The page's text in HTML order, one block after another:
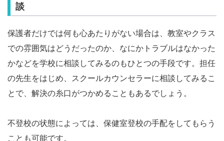
談
保護者だけでは何も心あたりがない場合は、教室やクラス
での雰囲気はどうだったのか、なにかトラブルはなかった
かなどを学校に相談してみるのもひとつの手段です。担任
の先生をはじめ、スクールカウンセラーに相談してみるこ
とで、解決の糸口がつかめることもあるでしょう。
不登校の状態によっては、保健室登校の手配をしてもらう
ことも可能です。